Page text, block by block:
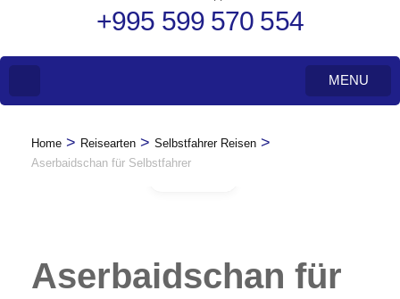
+995 599 570 554
MENU
Home > Reisearten > Selbstfahrer Reisen >
Aserbaidschan für Selbstfahrer
Aserbaidschan für